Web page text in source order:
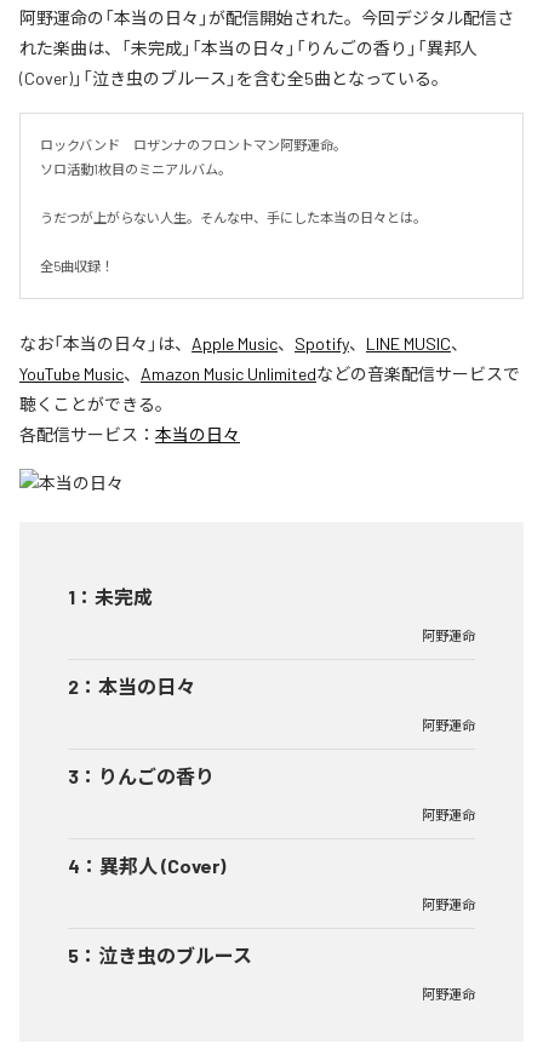
阿野運命の「本当の日々」が配信開始された。今回デジタル配信さ
れた楽曲は、「未完成」「本当の日々」「りんごの香り」「異邦人
(Cover)」「泣き虫のブルース」を含む全5曲となっている。
ロックバンド　ロザンナのフロントマン阿野運命。
ソロ活動1枚目のミニアルバム。
うだつが上がらない人生。そんな中、手にした本当の日々とは。
全5曲収録！
なお「本当の日々 」は、 Apple Music、 Spotify、 LINE MUSIC、
YouTube Music、 Amazon Music Unlimitedなどの音楽配信サービスで
聴くことができる。
各配信サービス： 本当の日々
1 ： 未完成
阿野運命
2 ： 本当の日々
阿野運命
3 ： りんごの香り
阿野運命
4 ： 異邦人 (Cover)
阿野運命
5 ： 泣き虫のブルース
阿野運命